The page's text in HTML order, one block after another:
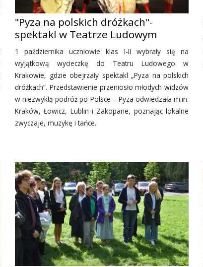
"Pyza na polskich dróżkach"-
spektakl w Teatrze Ludowym
1 października uczniowie klas I-II wybrały się na
wyjątkową wycieczkę do Teatru Ludowego w
Krakowie, gdzie obejrzały spektakl „Pyza na polskich
dróżkach”. Przedstawienie przeniosło młodych widzów
w niezwykłą podróż po Polsce – Pyza odwiedzała m.in.
Kraków, Łowicz, Lublin i Zakopane, poznając lokalne
zwyczaje, muzykę i tańce.